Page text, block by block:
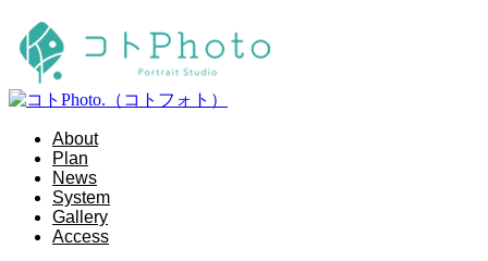
About
Plan
News
System
Gallery
Access